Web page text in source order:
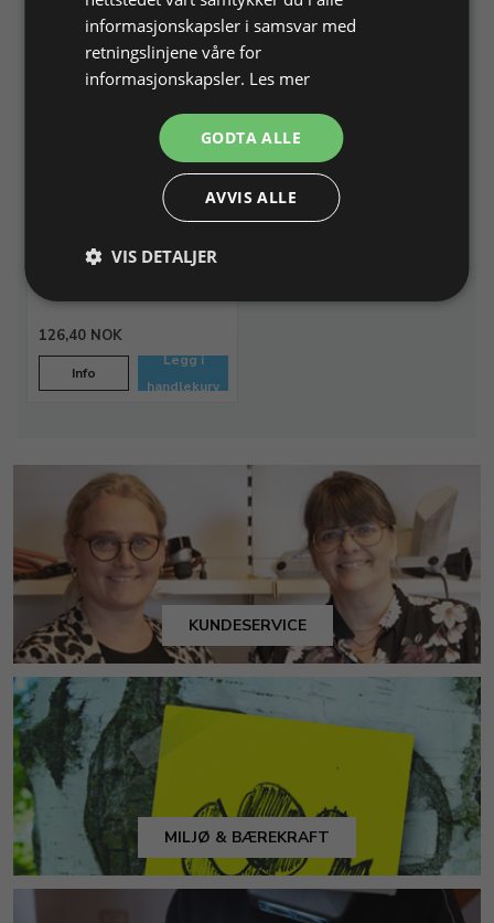
Prepareringspolerpasta
P6 til valnøttgranulat
110 g tube, til høyglans på
edelmetaller
126,40 NOK
Info
Legg i
handlekurv
KUNDESERVICE
MILJØ & BÆREKRAFT
informasjonskapsler i samsvar med
retningslinjene våre for
informasjonskapsler. Les mer
GODTA ALLE
AVVIS ALLE
VIS DETALJER